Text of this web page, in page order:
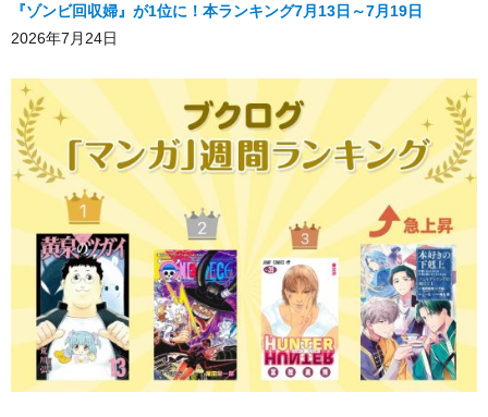
『ゾンビ回収婦』が1位に！本ランキング7月13日～7月19日
2026年7月24日